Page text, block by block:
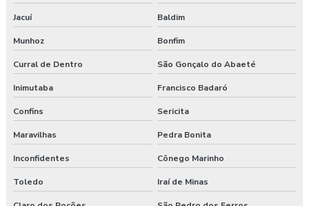
Jacuí Baldim
Munhoz Bonfim
Curral de Dentro São Gonçalo do Abaeté
Inimutaba Francisco Badaró
Confins Sericita
Maravilhas Pedra Bonita
Inconfidentes Cônego Marinho
Toledo Iraí de Minas